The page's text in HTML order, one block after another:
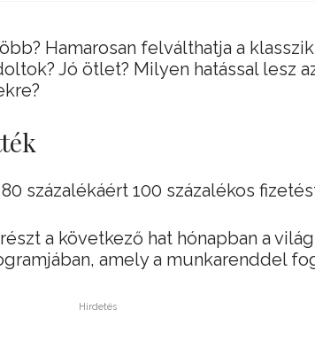
Hamarosan felválthatja a
Jó ötlet? Milyen hatással lesz
százalékáért 100 százalékos
a következő hat hónapban a világ
amely a munkarenddel
Hirdetés